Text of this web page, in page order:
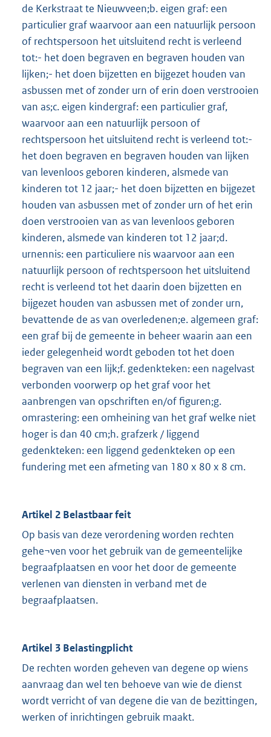
de Kerkstraat te Nieuwveen;b. eigen graf: een
particulier graf waarvoor aan een natuurlijk persoon
of rechtspersoon het uitsluitend recht is verleend
tot:- het doen begraven en begraven houden van
lijken;- het doen bijzetten en bijgezet houden van
asbussen met of zonder urn of erin doen verstrooien
van as;c. eigen kindergraf: een particulier graf,
waarvoor aan een natuurlijk persoon of
rechtspersoon het uitsluitend recht is verleend tot:-
het doen begraven en begraven houden van lijken
van levenloos geboren kinderen, alsmede van
kinderen tot 12 jaar;- het doen bijzetten en bijgezet
houden van asbussen met of zonder urn of het erin
doen verstrooien van as van levenloos geboren
kinderen, alsmede van kinderen tot 12 jaar;d.
urnennis: een particuliere nis waarvoor aan een
natuurlijk persoon of rechtspersoon het uitsluitend
recht is verleend tot het daarin doen bijzetten en
bijgezet houden van asbussen met of zonder urn,
bevattende de as van overledenen;e. algemeen graf:
een graf bij de gemeente in beheer waarin aan een
ieder gelegenheid wordt geboden tot het doen
begraven van een lijk;f. gedenkteken: een nagelvast
verbonden voorwerp op het graf voor het
aanbrengen van opschriften en/of figuren;g.
omrastering: een omheining van het graf welke niet
hoger is dan 40 cm;h. grafzerk / liggend
gedenkteken: een liggend gedenkteken op een
fundering met een afmeting van 180 x 80 x 8 cm.
Artikel 2 Belastbaar feit
Op basis van deze verordening worden rechten
gehe¬ven voor het gebruik van de gemeentelijke
begraafplaatsen en voor het door de gemeente
verlenen van diensten in verband met de
begraafplaatsen.
Artikel 3 Belastingplicht
De rechten worden geheven van degene op wiens
aanvraag dan wel ten behoeve van wie de dienst
wordt verricht of van degene die van de bezittingen,
werken of inrichtingen gebruik maakt.